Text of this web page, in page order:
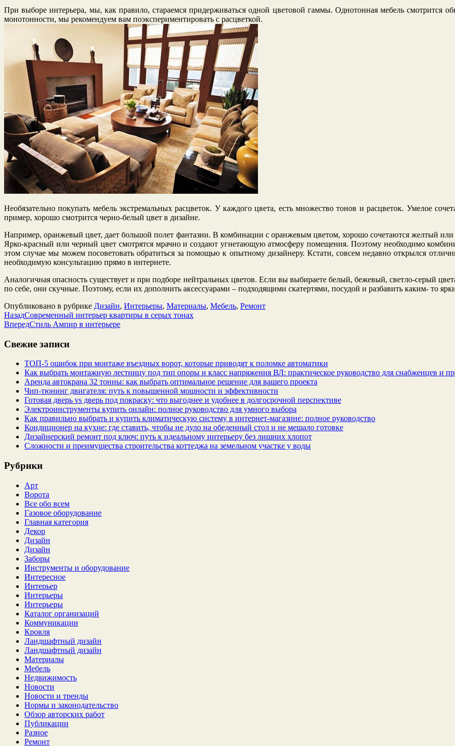
При выборе интерьера, мы, как правило, стараемся придерживаться одной цветовой гаммы. Однотонная мебель смотрится
монотонности, мы рекомендуем вам поэкспериментировать с расцветкой.
Необязательно покупать мебель экстремальных расцветок. У каждого цвета, есть множество тонов и расцветок. Умелое
пример, хорошо смотрится черно-белый цвет в дизайне.
Например, оранжевый цвет, дает большой полет фантазии. В комбинации с оранжевым цветом, хорошо сочетаются желтый
Ярко-красный или черный цвет смотрятся мрачно и создают угнетающую атмосферу помещения. Поэтому необходимо
этом случае мы можем посоветовать обратиться за помощью к опытному дизайнеру. Кстати, совсем недавно открылся
необходимую консультацию прямо в интернете.
Аналогичная опасность существует и при подборе нейтральных цветов. Если вы выбираете белый, бежевый, светло-серый
по себе, они скучные. Поэтому, если их дополнить аксессуарами – подходящими скатертями, посудой и разбавить каким- то
Опубликовано в рубрике Дизайн, Интерьеры, Материалы, Мебель, Ремонт
НазадСовременный интерьер квартиры в серых тонах
ВпередСтиль Ампир в интерьере
Свежие записи
ТОП-5 ошибок при монтаже въездных ворот, которые приводят к поломке автоматики
Как выбрать монтажную лестницу под тип опоры и класс напряжения ВЛ: практическое руководство для снабженцев и
Аренда автокрана 32 тонны: как выбрать оптимальное решение для вашего проекта
Чип‑тюнинг двигателя: путь к повышенной мощности и эффективности
Готовая дверь vs дверь под покраску: что выгоднее и удобнее в долгосрочной перспективе
Электроинструменты купить онлайн: полное руководство для умного выбора
Как правильно выбрать и купить климатическую систему в интернет‑магазине: полное руководство
Кондиционер на кухне: где ставить, чтобы не дуло на обеденный стол и не мешало готовке
Дизайнерский ремонт под ключ: путь к идеальному интерьеру без лишних хлопот
Сложности и преимущества строительства коттеджа на земельном участке у воды
Рубрики
Арт
Ворота
Все обо всем
Газовое оборудование
Главная категория
Декор
Дизайн
Дизайн
Заборы
Инструменты и оборудование
Интересное
Интерьер
Интерьеры
Интерьеры
Каталог организаций
Коммуникации
Кровля
Ландшафтный дизайн
Ландшафтный дизайн
Материалы
Мебель
Недвижимость
Новости
Новости и тренды
Нормы и законодательство
Обзор авторских работ
Публикации
Разное
Ремонт